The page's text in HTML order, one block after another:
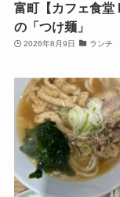
富町【カフェ食堂
の「つけ麺」
2026年8月9日 ランチ